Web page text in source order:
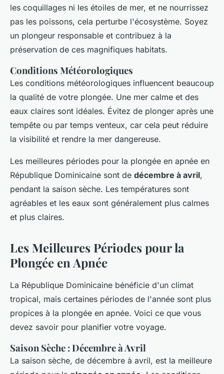
les coquillages ni les étoiles de mer, et ne nourrissez
pas les poissons, cela perturbe l'écosystème. Soyez
un plongeur responsable et contribuez à la
préservation de ces magnifiques habitats.
Conditions Météorologiques
Les conditions météorologiques influencent beaucoup
la qualité de votre plongée. Une mer calme et des
eaux claires sont idéales. Évitez de plonger après une
tempête ou par temps venteux, car cela peut réduire
la visibilité et rendre la mer dangereuse.
Les meilleures périodes pour la plongée en apnée en
République Dominicaine sont de décembre à avril,
pendant la saison sèche. Les températures sont
agréables et les eaux sont généralement plus calmes
et plus claires.
Les Meilleures Périodes pour la
Plongée en Apnée
La République Dominicaine bénéficie d'un climat
tropical, mais certaines périodes de l'année sont plus
propices à la plongée en apnée. Voici ce que vous
devez savoir pour planifier votre voyage.
Saison Sèche : Décembre à Avril
La saison sèche, de décembre à avril, est la meilleure